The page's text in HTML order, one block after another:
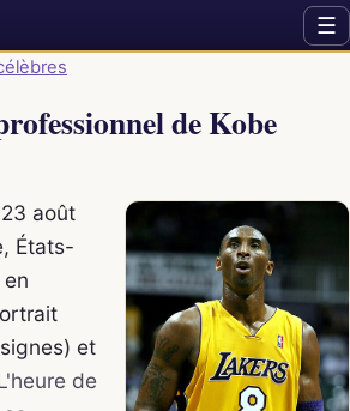
☰
de Kobe
août
États-
et
de